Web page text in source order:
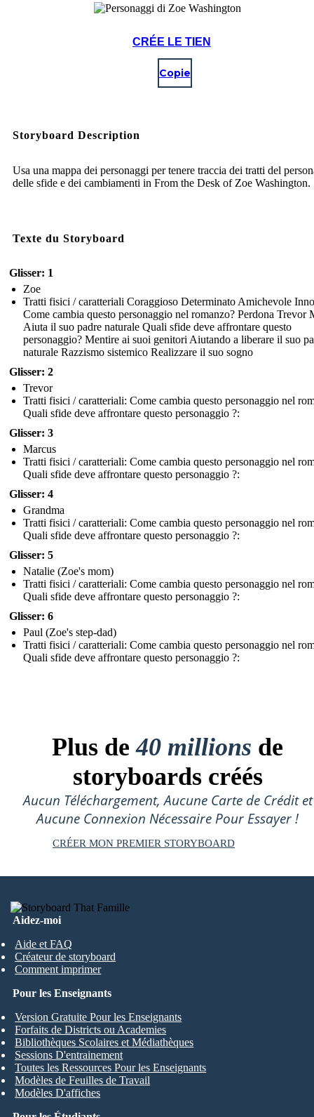
CRÉE LE TIEN
Copie
Storyboard Description
Usa una mappa dei personaggi per tenere traccia dei tratti del
delle sfide e dei cambiamenti in From the Desk of Zoe Washington.
Texte du Storyboard
Glisser: 1
Zoe
Tratti fisici / caratteriali Coraggioso Determinato Amichevole
Come cambia questo personaggio nel romanzo? Perdona Trevor
Aiuta il suo padre naturale Quali sfide deve affrontare questo
personaggio? Mentire ai suoi genitori Aiutando a liberare il suo
naturale Razzismo sistemico Realizzare il suo sogno
Glisser: 2
Trevor
Tratti fisici / caratteriali: Come cambia questo personaggio nel
Quali sfide deve affrontare questo personaggio ?:
Glisser: 3
Marcus
Tratti fisici / caratteriali: Come cambia questo personaggio nel
Quali sfide deve affrontare questo personaggio ?:
Glisser: 4
Grandma
Tratti fisici / caratteriali: Come cambia questo personaggio nel
Quali sfide deve affrontare questo personaggio ?:
Glisser: 5
Natalie (Zoe's mom)
Tratti fisici / caratteriali: Come cambia questo personaggio nel
Quali sfide deve affrontare questo personaggio ?:
Glisser: 6
Paul (Zoe's step-dad)
Tratti fisici / caratteriali: Come cambia questo personaggio nel
Quali sfide deve affrontare questo personaggio ?:
Plus de40 millions de
storyboards créés
Aucun Téléchargement, Aucune Carte de Crédit et
Aucune Connexion Nécessaire Pour Essayer !
CRÉER MON PREMIER STORYBOARD
Aidez-moi
Aide et FAQ
Créateur de storyboard
Comment imprimer
Pour les Enseignants
Version Gratuite Pour les Enseignants
Forfaits de Districts ou Academies
Bibliothèques Scolaires et Médiathèques
Sessions D'entrainement
Toutes les Ressources Pour les Enseignants
Modèles de Feuilles de Travail
Modèles D'affiches